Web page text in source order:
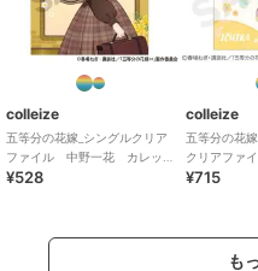
colleize
五等分の花嫁_シングルクリア
ファイル 中野一花 カレッ
ジスタイル
¥528
colleize
五等分の花
クリアファ
¥715
も